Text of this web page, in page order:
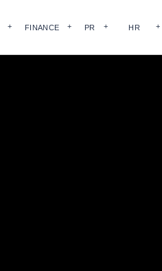
FINANCE PR HR